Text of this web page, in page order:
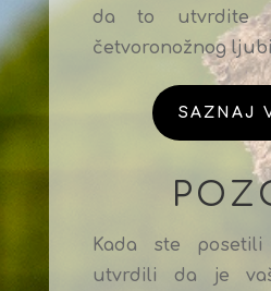
da to utvrdite
četvoronožnog
SAZNAJ
Kada ste
utvrdili da je